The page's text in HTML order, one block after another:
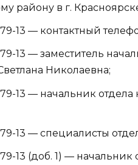
району в г.
13 — контактный
79-13 — заместитель
Николаевна;
79-13 — начальник
79-13 — специалисты
79-13 (доб. 1) —